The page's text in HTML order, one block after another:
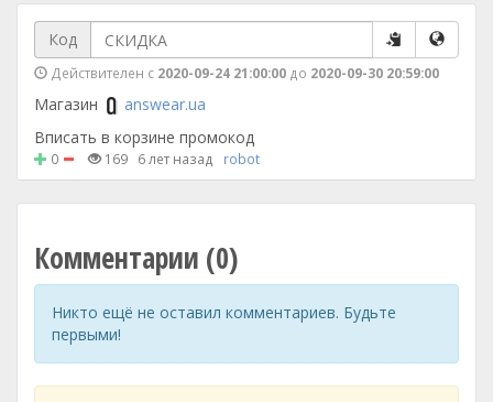
Код
Действителен с 2020-09-24 21:00:00 до 2020-09-30 20:59:00
Магазин
answear.ua
Вписать в корзине промокод
0 169 6 лет назад robot
Комментарии (0)
Никто ещё не оставил комментариев. Будьте
первыми!